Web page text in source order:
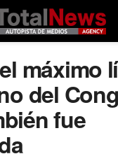
máximo
del
fue